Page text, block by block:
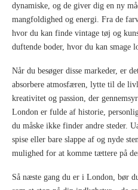
dynamiske, og de giver dig en ny
mangfoldighed og energi. Fra de
hvor du kan finde vintage tøj og
duftende boder, hvor du kan smage
Når du besøger disse markeder, er
absorbere atmosfæren, lytte til de
kreativitet og passion, der
London er fulde af historie,
du måske ikke finder andre steder.
spise eller bare slappe af og nyde
mulighed for at komme tættere på
Så næste gang du er i London, bør